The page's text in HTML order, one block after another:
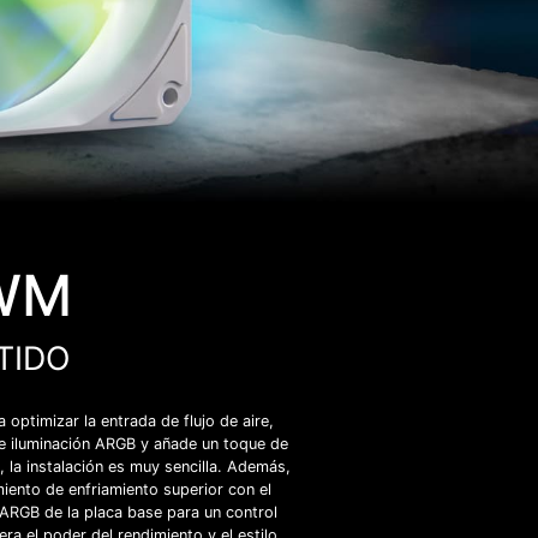
optimizar la entrada de flujo de aire,
ARGB y añade un toque de
instalación es muy sencilla. Además,
de enfriamiento superior con el
de la placa base para un control